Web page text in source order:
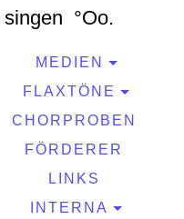
°Oo.
MEDIEN
FLAXTÖNE
CHORPROBEN
FÖRDERER
LINKS
INTERNA